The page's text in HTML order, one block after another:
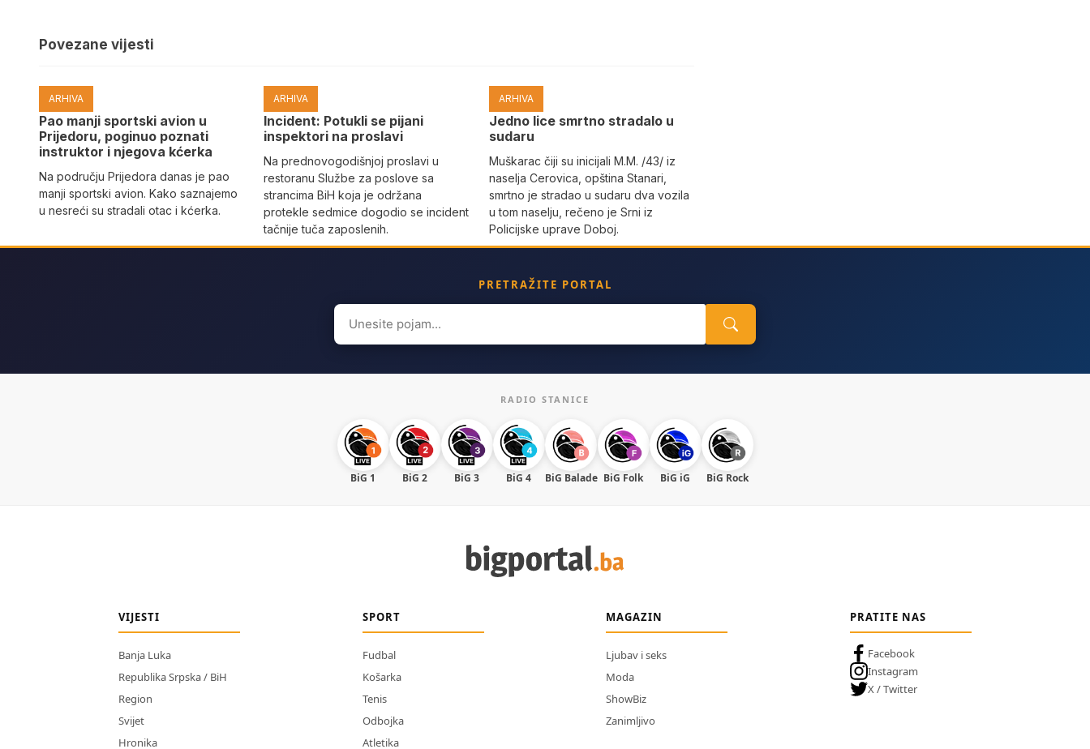
Povezane vijesti
ARHIVA
Pao manji sportski avion u
Prijedoru, poginuo poznati
instruktor i njegova kćerka
Na području Prijedora danas je pao
manji sportski avion. Kako saznajemo
u nesreći su stradali otac i kćerka.
ARHIVA
Incident: Potukli se pijani
inspektori na proslavi
Na prednovogodišnjoj proslavi u
restoranu Službe za poslove sa
strancima BiH koja je održana
protekle sedmice dogodio se incident
tačnije tuča zaposlenih.
ARHIVA
Јedno lice smrtno stradalo u
sudaru
Muškarac čiji su inicijali M.M. /43/ iz
naselja Cerovica, opština Stanari,
smrtno je stradao u sudaru dva vozila
u tom naselju, rečeno je Srni iz
Policijske uprave Doboj.
PRETRAŽITE PORTAL
Search
for:
RADIO STANICE
BiG 1 BiG 2 BiG 3 BiG 4 BiG Balade BiG Folk BiG iG BiG Rock
VIJESTI
Banja Luka
Republika Srpska / BiH
Region
Svijet
Hronika
SPORT
Fudbal
Košarka
Tenis
Odbojka
Atletika
MAGAZIN
Ljubav i seks
Moda
ShowBiz
Zanimljivo
PRATITE NAS
Facebook
Instagram
X / Twitter